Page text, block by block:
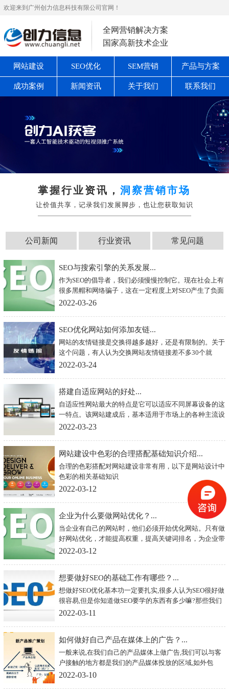
欢迎来到广州创力信息科技有限公司官网！
全网营销解决方案
国家高新技术企业
网站建设 SEO优化 SEM营销 产品与方案
成功案例 新闻资讯 关于我们 联系我们
掌握行业资讯，洞察营销市场
让价值共享，记录我们发展脚步，也让您获取知识
公司新闻 行业资讯 常见问题
SEO与搜索引擎的关系发展...
作为SEO的倡导者，我们必须慢慢控制它。现在社会上有
很多黑帽和网络骗子，这在一定程度上对SEO产生了负面
影响。这可能会给他们带来很多利润。然而，在服务的同
2022-03-26
SEO优化网站如何添加友链...
网站的友情链接是交换得越多越好，还是有限制的。关于
这个问题，有人认为交换网站友情链接差不多30个就
好，不用太多，但也有人认为交换的友情链接越多越好。
2022-03-24
搭建自适应网站的好处...
自适应性网站最大的特点是它可以适应不同屏幕设备的这
一特点。该网站建成后，基本适用于市场上的各种主流设
备。分辨率和浏览器，让您的用户设备不断变化，网站可
2022-03-23
网站建设中色彩的合理搭配基础知识介绍...
合理的色彩搭配对网站建设非常有用，以下是网站设计中
色彩的相关基础知识
2022-03-12
企业为什么要做网站优化？...
当企业有自己的网站时，他们必须开始优化网站。只有做
好网站优化，才能提高权重，提高关键词排名，为企业带
来更准确的客户，除非企业不想通过互联网挖掘潜在客
2022-03-12
想要做好SEO的基础工作有哪些？...
想做好SEO优化基本功一定要扎实,很多人认为SEO很好做
很容易,但是你知道做SEO要学的东西有多少嘛?那些我们
说的基础知识,你又是否了解并掌握了呢?
2022-03-11
如何做好自己产品在媒体上的广告？...
一般来说,在我们自己的产品媒体上做广告,我们可以与客
户接触的地方都是我们的产品媒体投放的区域,如外包
装、胶带封条、车辆、徽章制服、消费者收据等。当然,
2022-03-10